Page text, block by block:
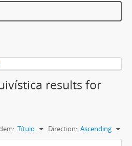
results for
Título Direction: Ascending